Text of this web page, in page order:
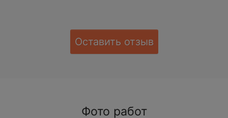
Оставить отзыв
Фото работ